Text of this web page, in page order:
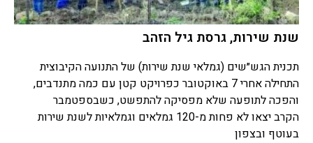
שנת שירות, גרסת גיל הזהב
תכנית הגש״שים (גמלאי שנת שירות) של התנועה הקיבוצית
התחילה אחרי 7 באוקטובר כפרויקט קטן עם כמה מתנדבים,
והפכה לתופעה שלא מפסיקה להתפשט, כשבספטמבר
הקרב יצאו לא פחות מ-120 גמלאים וגמלאיות לשנת שירות
בעוטף ובצפון